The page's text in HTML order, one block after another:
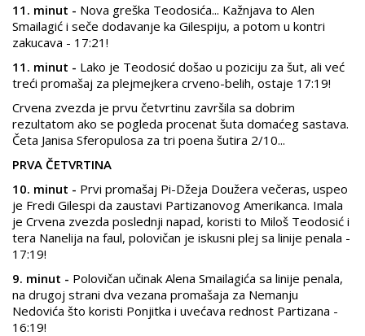
11. minut - Nova greška Teodosića... Kažnjava to Alen
Smailagić i seče dodavanje ka Gilespiju, a potom u kontri
zakucava - 17:21!
11. minut - Lako je Teodosić došao u poziciju za šut, ali već
treći promašaj za plejmejkera crveno-belih, ostaje 17:19!
Crvena zvezda je prvu četvrtinu završila sa dobrim
rezultatom ako se pogleda procenat šuta domaćeg sastava.
Četa Janisa Sferopulosa za tri poena šutira 2/10...
PRVA ČETVRTINA
10. minut - Prvi promašaj Pi-Džeja Doužera večeras, uspeo
je Fredi Gilespi da zaustavi Partizanovog Amerikanca. Imala
je Crvena zvezda poslednji napad, koristi to Miloš Teodosić i
tera Nanelija na faul, polovičan je iskusni plej sa linije penala -
17:19!
9. minut - Polovičan učinak Alena Smailagića sa linije penala,
na drugoj strani dva vezana promašaja za Nemanju
Nedovića što koristi Ponjitka i uvećava rednost Partizana -
16:19!